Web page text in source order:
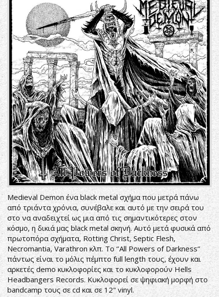
Medieval Demon ένα black metal σχήμα που μετρά πάνω
από τριάντα χρόνια, συνέβαλε και αυτό με την σειρά του
στο να αναδειχτεί ως μια από τις σημαντικότερες στον
κόσμο, η δικιά μας black metal σκηνή. Αυτό μετά φυσικά από
πρωτοπόρα σχήματα, Rotting Christ, Septic Flesh,
Necromantia, Varathron κλπ. Το ‘’All Powers of Darkness‘’
πάντως είναι το μόλις πέμπτο full length τους, έχουν και
αρκετές demo κυκλοφορίες και το κυκλοφορούν Hells
Headbangers Records. Κυκλοφορεί σε ψηφιακή μορφή στο
bandcamp τους σε cd και σε 12" vinyl.